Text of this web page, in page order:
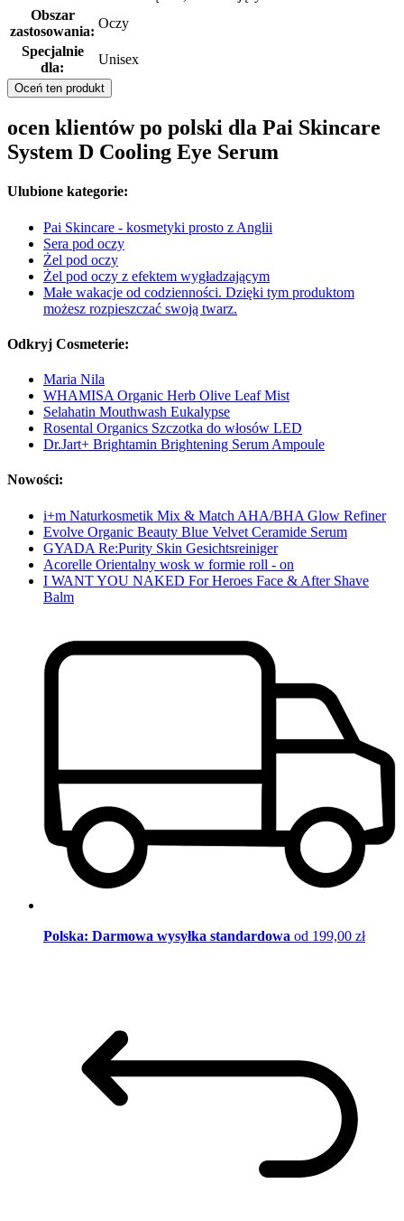
Obszar
zastosowania:
Oczy
Specjalnie
dla:
Unisex
Oceń ten produkt
ocen klientów po polski dla Pai Skincare
System D Cooling Eye Serum
Ulubione kategorie:
Pai Skincare - kosmetyki prosto z Anglii
Sera pod oczy
Żel pod oczy
Żel pod oczy z efektem wygładzającym
Małe wakacje od codzienności. Dzięki tym produktom
możesz rozpieszczać swoją twarz.
Odkryj Cosmeterie:
Maria Nila
WHAMISA Organic Herb Olive Leaf Mist
Selahatin Mouthwash Eukalypse
Rosental Organics Szczotka do włosów LED
Dr.Jart+ Brightamin Brightening Serum Ampoule
Nowości:
i+m Naturkosmetik Mix & Match AHA/BHA Glow Refiner
Evolve Organic Beauty Blue Velvet Ceramide Serum
GYADA Re:Purity Skin Gesichtsreiniger
Acorelle Orientalny wosk w formie roll - on
I WANT YOU NAKED For Heroes Face & After Shave
Balm
Polska: Darmowa wysyłka standardowa od 199,00 zł